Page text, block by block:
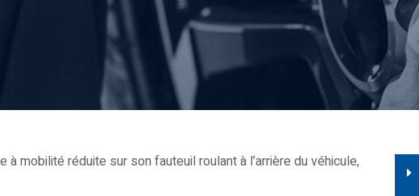
à mobilité réduite sur son fauteuil roulant à l’arrière du véhicule,